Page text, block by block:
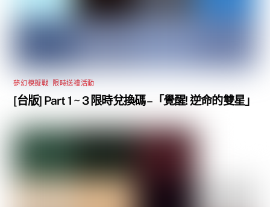
夢幻模擬戰 限時送禮活動
[台版] Part 1 ~ 3 限時兌換碼 –「覺醒! 逆命的雙星」